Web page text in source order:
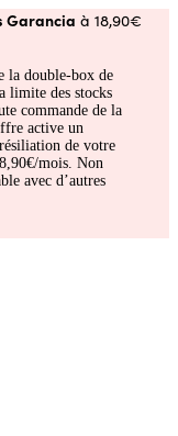
Garancia à 18,90€
la double-box de
limite des stocks
commande de la
active un
de votre
mois. Non
avec d’autres